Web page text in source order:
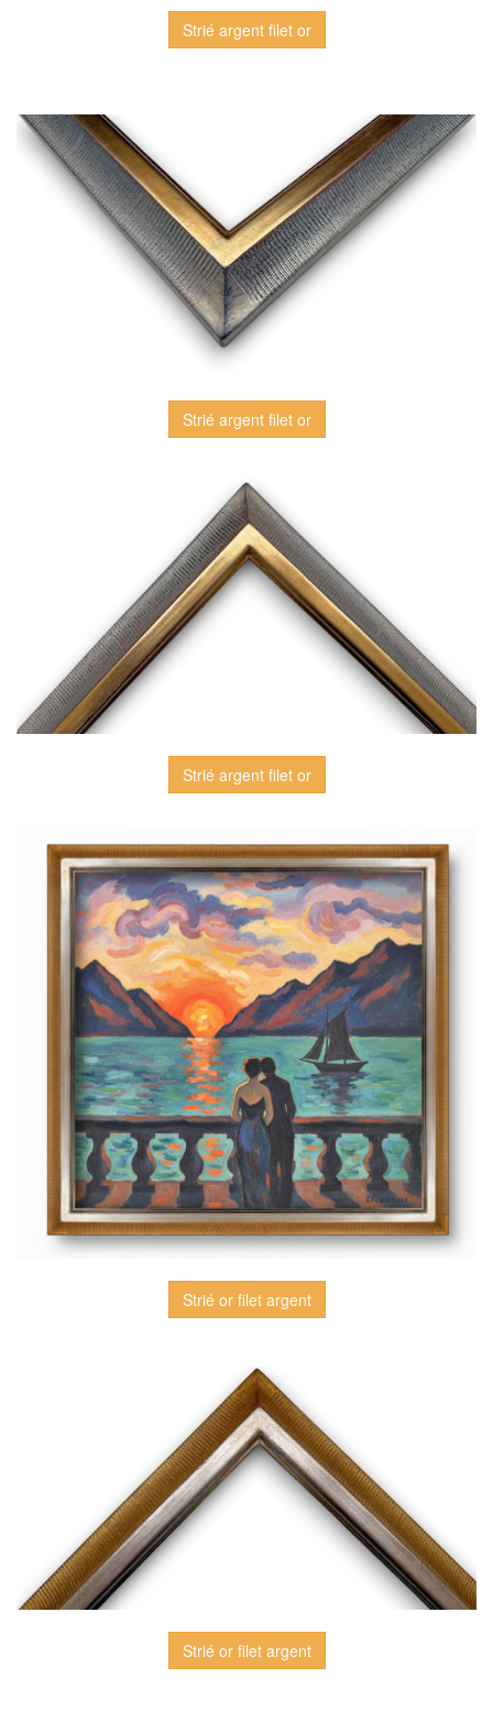
Strié argent filet or
Strié argent filet or
Strié argent filet or
Strié or filet argent
Strié or filet argent